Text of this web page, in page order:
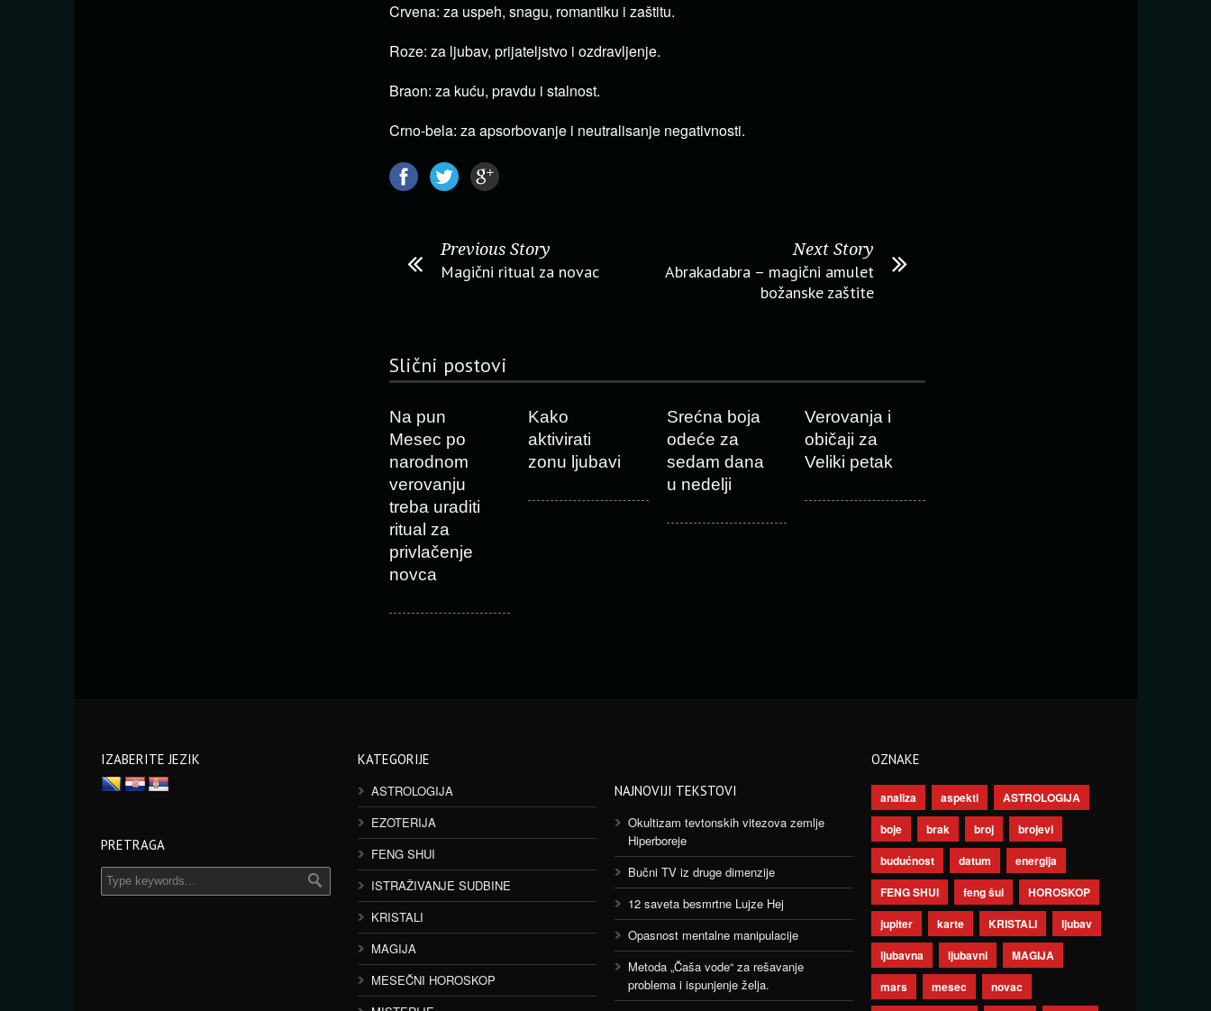
Crvena: za uspeh, snagu, romantiku i zaštitu.
Roze: za ljubav, prijateljstvo i ozdravljenje.
Braon: za kuću, pravdu i stalnost.
Crno-bela: za apsorbovanje i neutralisanje negativnosti.
Previous Story
Magični ritual za novac
Next Story
Abrakadabra – magični amulet
božanske zaštite
Slični postovi
Na pun
Mesec po
narodnom
verovanju
treba uraditi
ritual za
privlačenje
novca
Kako
aktivirati
zonu ljubavi
Srećna boja
odeće za
sedam dana
u nedelji
Verovanja i
običaji za
Veliki petak
IZABERITE JEZIK
PRETRAGA
KATEGORIJE
ASTROLOGIJA
EZOTERIJA
FENG SHUI
ISTRAŽIVANJE SUDBINE
KRISTALI
MAGIJA
MESEČNI HOROSKOP
NAJNOVIJI TEKSTOVI
Okultizam tevtonskih vitezova zemlje
Hiperboreje
Bučni TV iz druge dimenzije
12 saveta besmrtne Lujze Hej
Opasnost mentalne manipulacije
Metoda „Čaša vode“ za rešavanje
problema i ispunjenje želja.
OZNAKE
analiza aspekti
ASTROLOGIJA
boje
brak broj
brojevi
budućnost
datum
energija
FENG SHUI
feng šui
HOROSKOP
jupiter
karte KRISTALI
ljubav
ljubavna
ljubavni
MAGIJA
mars
mesec
novac